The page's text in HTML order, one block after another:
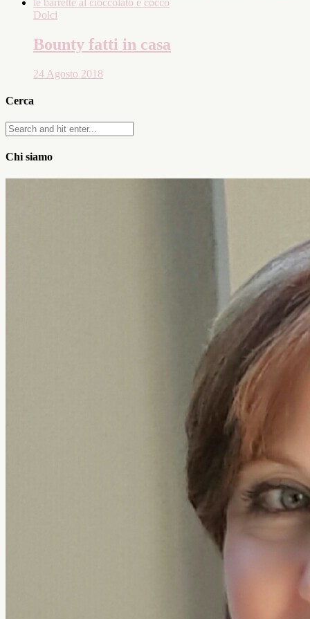
Dolci
Bounty fatti in casa
24 Agosto 2018
Cerca
Chi siamo